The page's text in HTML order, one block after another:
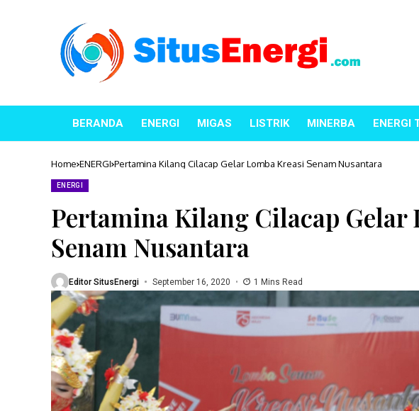
BERANDA ENERGI MIGAS LISTRIK MINERBA ENERGI
Home ENERGI Pertamina Kilang Cilacap Gelar Lomba Kreasi Senam Nusantara
ENERGI
Pertamina Kilang Cilacap Gelar
Senam Nusantara
Editor SitusEnergi September 16, 2020 1 Mins Read